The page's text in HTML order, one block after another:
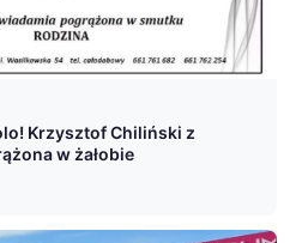
Krzysztof Chiliński z
w żałobie